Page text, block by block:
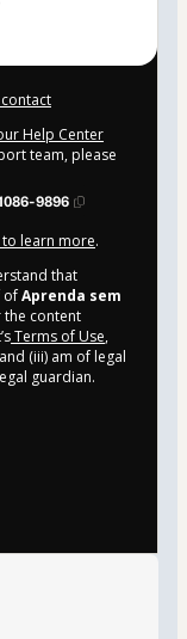
Help Center
team, please
9896
to learn more.
that
ofAprenda sem
content
Terms of Use,
and (iii) am of legal
guardian.